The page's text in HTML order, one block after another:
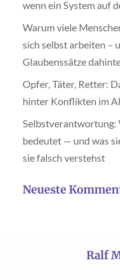
wenn ein System auf
Warum viele
sich selbst arbeiten –
Glaubenssätze
Opfer, Täter, Retter:
hinter Konflikten im
Selbstverantwortung:
bedeutet — und was
sie falsch verstehst
Neueste
Ralf